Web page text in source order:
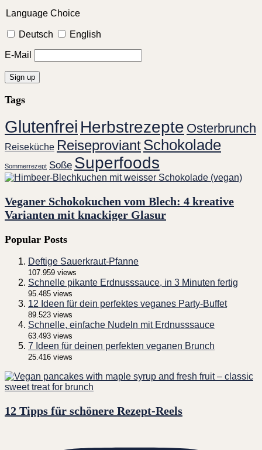
Language Choice
Deutsch English
E-Mail
Tags
Glutenfrei Herbstrezepte Osterbrunch
Reiseküche ReiseproviantSchokolade
Sommerrezept Soße Superfoods
Veganer Schokokuchen vom Blech: 4 kreative
Varianten mit knackiger Glasur
Popular Posts
Deftige Sauerkraut-Pfanne
107.959 views
Schnelle pikante Erdnusssauce, in 3 Minuten fertig
95.485 views
12 Ideen für dein perfektes veganes Party-Buffet
89.523 views
Schnelle, einfache Nudeln mit Erdnusssauce
63.493 views
7 Ideen für deinen perfekten veganen Brunch
25.416 views
12 Tipps für schönere Rezept-Reels